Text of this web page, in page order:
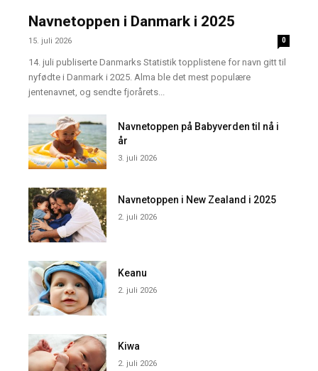
Navnetoppen i Danmark i 2025
15. juli 2026 0
14. juli publiserte Danmarks Statistik topplistene for navn gitt til
nyfødte i Danmark i 2025. Alma ble det mest populære
jentenavnet, og sendte fjorårets...
Navnetoppen på Babyverden til nå i
år
3. juli 2026
Navnetoppen i New Zealand i 2025
2. juli 2026
Keanu
2. juli 2026
Kiwa
2. juli 2026